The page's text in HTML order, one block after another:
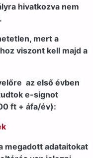
hivatkozva nem
mert a
viszont kell majd a
az első évben
e-signot
ft + áfa/év):
megadott adataitokat